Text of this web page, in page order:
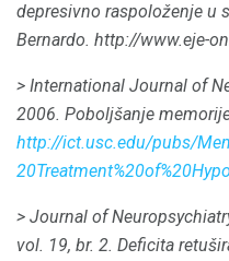
depresivno raspoloženje u
Bernardo. http://www.eje-
> International Journal of
2006. Poboljšanje
http://ict.usc.edu/pubs/
> Journal of
vol. 19, br. 2. Deficita